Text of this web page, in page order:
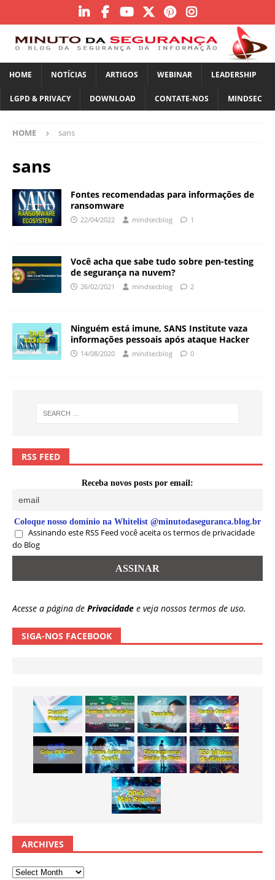
HOME NOTÍCIAS ARTIGOS WEBINAR LEADERSHIP
LGPD & PRIVACY DOWNLOAD CONTATE-NOS MINDSEC
HOME sans
sans
Fontes recomendadas para informações de
ransomware
22/04/2022 mindsecblog 1
Você acha que sabe tudo sobre pen-testing
de segurança na nuvem?
26/02/2021 mindsecblog 2
Ninguém está imune, SANS Institute vaza
informações pessoais após ataque Hacker
14/08/2020 mindsecblog 0
RSS FEED
Receba novos posts por email:
Coloque nosso domínio na Whitelist @minutodaseguranca.blog.br
Assinando este RSS Feed você aceita os termos de privacidade
do Blog
Acesse a página de Privacidade e veja nossos termos de uso.
SIGA-NOS FACEBOOK
ARCHIVES